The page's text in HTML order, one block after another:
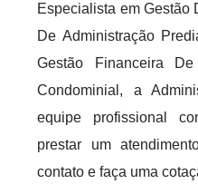
Especialista em Gestão
De Administração
Gestão Financeira
Condominial, a
equipe profissional
prestar um
contato e faça uma